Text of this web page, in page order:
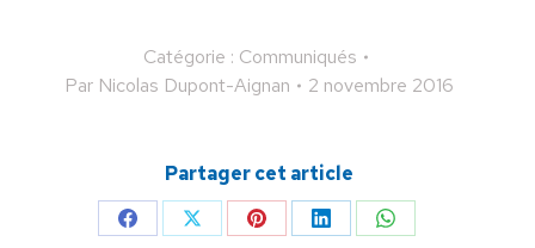
Catégorie : Communiqués
Par Nicolas Dupont-Aignan 2 novembre 2016
Partager cet article
PartagerPartagerPartagerPartagerPartager